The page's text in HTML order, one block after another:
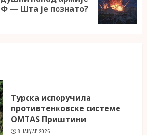
— Шта је познато?
Турска испоручила
противтенковске системе
OMTAS Приштини
8. ЈАНУАР 2026.